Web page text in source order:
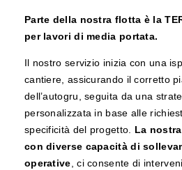
Parte della nostra flotta è la
per lavori di media portata.
Il nostro servizio inizia con una
cantiere, assicurando il corretto
dell’autogru, seguita da una
personalizzata in base alle
specificità del progetto. La
con diverse capacità di
operative, ci consente di